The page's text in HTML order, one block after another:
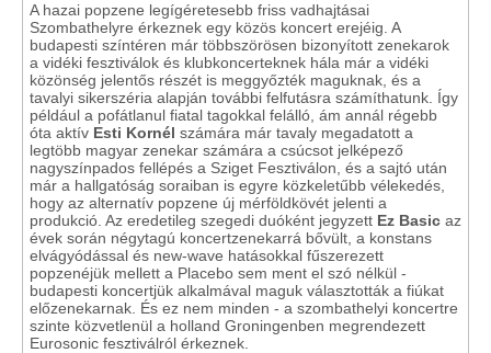
A hazai popzene legígéretesebb friss vadhajtásai
Szombathelyre érkeznek egy közös koncert erejéig. A
budapesti színtéren már többszörösen bizonyított zenekarok
a vidéki fesztiválok és klubkoncerteknek hála már a vidéki
közönség jelentős részét is meggyőzték maguknak, és a
tavalyi sikerszéria alapján további felfutásra számíthatunk. Így
például a pofátlanul fiatal tagokkal felálló, ám annál régebb
óta aktív Esti Kornél számára már tavaly megadatott a
legtöbb magyar zenekar számára a csúcsot jelképező
nagyszínpados fellépés a Sziget Fesztiválon, és a sajtó után
már a hallgatóság soraiban is egyre közkeletűbb vélekedés,
hogy az alternatív popzene új mérföldkövét jelenti a
produkció. Az eredetileg szegedi duóként jegyzett Ez Basic az
évek során négytagú koncertzenekarrá bővült, a konstans
elvágyódással és new-wave hatásokkal fűszerezett
popzenéjük mellett a Placebo sem ment el szó nélkül -
budapesti koncertjük alkalmával maguk választották a fiúkat
előzenekarnak. És ez nem minden - a szombathelyi koncertre
szinte közvetlenül a holland Groningenben megrendezett
Eurosonic fesztiválról érkeznek.